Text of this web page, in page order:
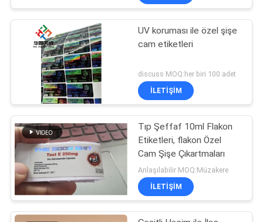
UV koruması ile özel şişe
cam etiketleri
discuss MOQ:her biri 100 adet
İLETIŞIM
Tıp Şeffaf 10ml Flakon
Etiketleri, flakon Özel
Cam Şişe Çıkartmaları
Anlaşılabilir MOQ:Müzakere
İLETIŞIM